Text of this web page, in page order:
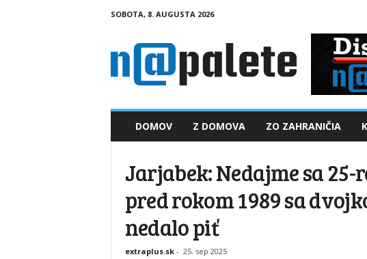
SOBOTA, 8. AUGUSTA 2026
a
DOMOV Z DOMOVA ZO ZAHRANIČIA
Jarjabek: Nedajme sa
pred rokom 1989 sa
nedalo piť
extraplus.sk- 25. sep 2025